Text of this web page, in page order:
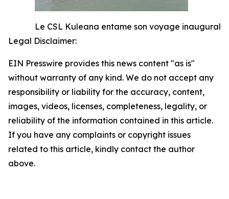
Le CSL Kuleana entame son voyage inaugural
Legal Disclaimer:
EIN Presswire provides this news content "as is"
without warranty of any kind. We do not accept any
responsibility or liability for the accuracy, content,
images, videos, licenses, completeness, legality, or
reliability of the information contained in this article.
If you have any complaints or copyright issues
related to this article, kindly contact the author
above.